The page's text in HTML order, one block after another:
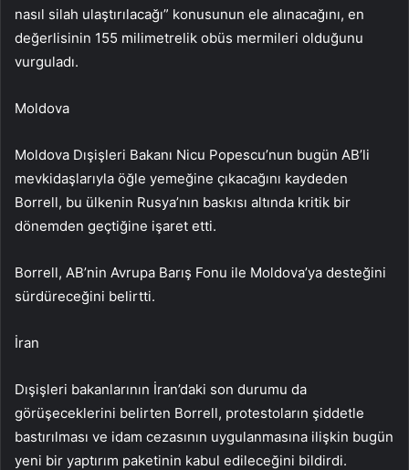
nasıl silah ulaştırılacağı” konusunun ele alınacağını, en
değerlisinin 155 milimetrelik obüs mermileri olduğunu
vurguladı.
Moldova
Moldova Dışişleri Bakanı Nicu Popescu’nun bugün AB’li
mevkidaşlarıyla öğle yemeğine çıkacağını kaydeden
Borrell, bu ülkenin Rusya’nın baskısı altında kritik bir
dönemden geçtiğine işaret etti.
Borrell, AB’nin Avrupa Barış Fonu ile Moldova’ya desteğini
sürdüreceğini belirtti.
İran
Dışişleri bakanlarının İran’daki son durumu da
görüşeceklerini belirten Borrell, protestoların şiddetle
bastırılması ve idam cezasının uygulanmasına ilişkin bugün
yeni bir yaptırım paketinin kabul edileceğini bildirdi.